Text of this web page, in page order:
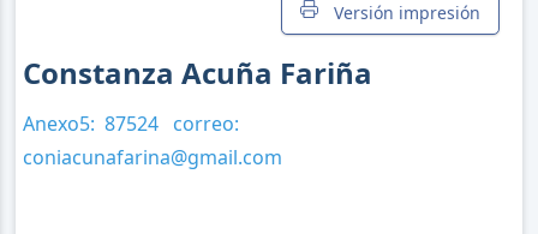
Versión impresión
Constanza Acuña Fariña
Anexo5: 87524
correo:
coniacunafarina@gmail.com